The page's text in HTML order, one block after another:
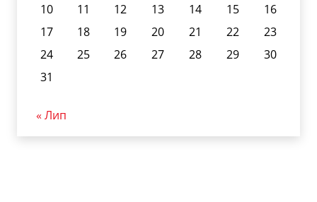
10
11 12 13 14 15
16
17
18 19 20 21 22
23
24
25 26 27 28 29
30
31
« Лип